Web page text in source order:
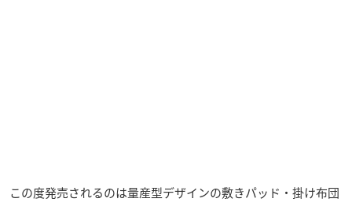
この度発売されるのは量産型デザインの敷きパッド・掛け布団